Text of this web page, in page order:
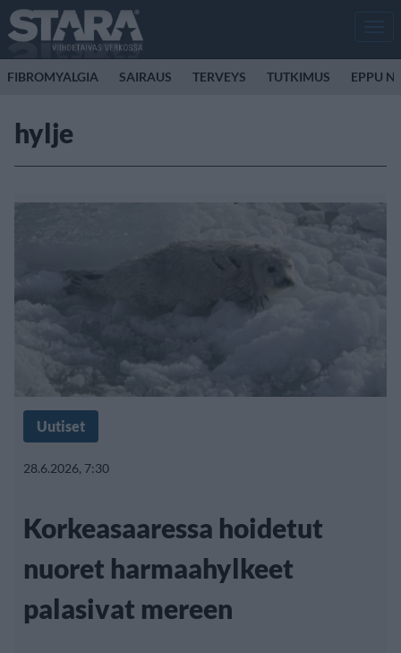
FIBROMYALGIA SAIRAUS TERVEYS TUTKIMUS EPPU
hylje
Uutiset
28.6.2026, 7:30
Korkeasaaressa hoidetut
nuoret harmaahylkeet
palasivat mereen